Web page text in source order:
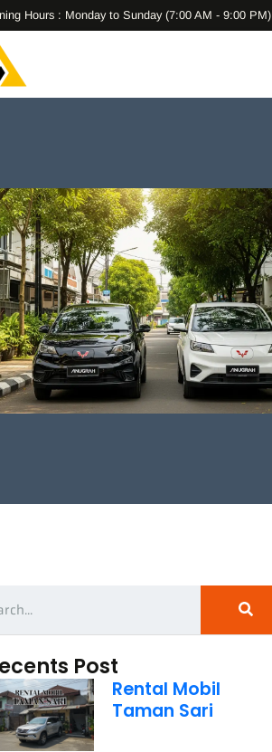
Hours : Monday to Sunday (7:00 AM - 9:00 PM)
Post
Rental Mobil
Taman Sari